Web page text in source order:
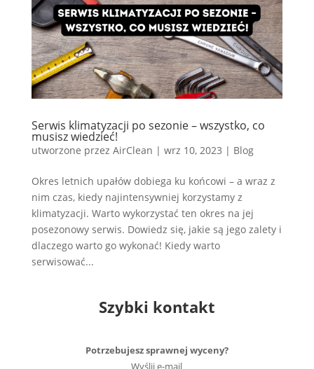
Serwis klimatyzacji po sezonie – wszystko, co
musisz wiedzieć!
utworzone przez AirClean | wrz 10, 2023 | Blog
Okres letnich upałów dobiega ku końcowi – a wraz z
nim czas, kiedy najintensywniej korzystamy z
klimatyzacji. Warto wykorzystać ten okres na jej
posezonowy serwis. Dowiedz się, jakie są jego zalety i
dlaczego warto go wykonać! Kiedy warto
serwisować...
Szybki kontakt
Potrzebujesz sprawnej wyceny?
Wyślij e-mail